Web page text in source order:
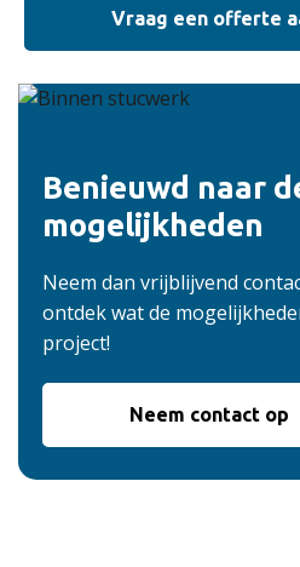
Vraag een offerte
Benieuwd naar
mogelijkheden
Neem dan vrijblijvend
ontdek wat de
project!
Neem contact op